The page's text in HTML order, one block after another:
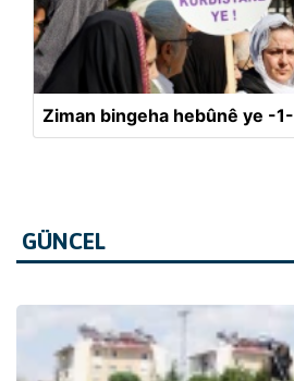
Ziman bingeha hebûnê ye -1-
GÜNCEL